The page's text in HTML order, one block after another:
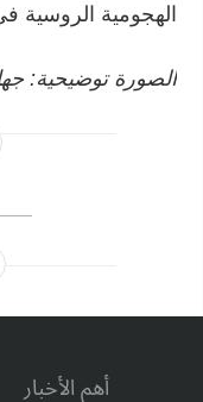
الهجومية الروسية
الصورة توضيحية:
أهم الأخبار